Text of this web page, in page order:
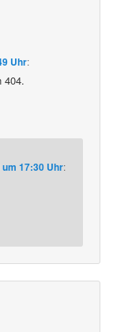
Uhr:
404.
17:30 Uhr: